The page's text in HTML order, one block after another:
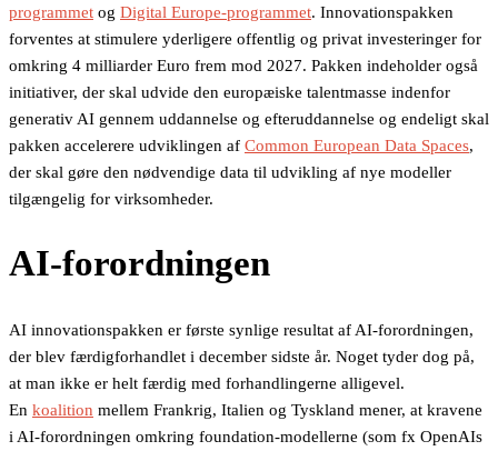
programmet og Digital Europe-programmet. Innovationspakken
forventes at stimulere yderligere offentlig og privat investeringer for
omkring 4 milliarder Euro frem mod 2027. Pakken indeholder også
initiativer, der skal udvide den europæiske talentmasse indenfor
generativ AI gennem uddannelse og efteruddannelse og endeligt skal
pakken accelerere udviklingen af Common European Data Spaces,
der skal gøre den nødvendige data til udvikling af nye modeller
tilgængelig for virksomheder.
AI-forordningen
AI innovationspakken er første synlige resultat af AI-forordningen,
der blev færdigforhandlet i december sidste år. Noget tyder dog på,
at man ikke er helt færdig med forhandlingerne alligevel.
En koalition mellem Frankrig, Italien og Tyskland mener, at kravene
i AI-forordningen omkring foundation-modellerne (som fx OpenAIs